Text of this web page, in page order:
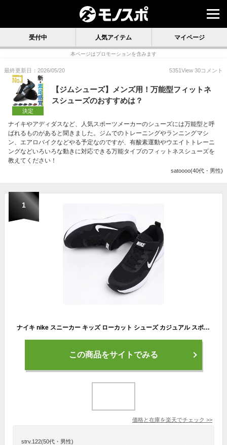
受付中 人気アイテム マイページ
本ページはプロモーションを含みます
最終更新日：2026/05/20 5351View 30コメント
決定
【ジムシューズ】メンズ用！万能型フィットネ
スシューズのおすすめは？
ナイキやアディダスなど、人気スポーツメーカーのシューズには万能型と呼
ばれるものがあると聞きました。ジムでのトレーニングやランニングマシ
ン、エアロバイクなどやる予定なのですが、有酸素運動やウエイトトレーニ
ングなどいろいろな動きに対応できる万能タイプのフィットネスシューズを
教えてください！
satoooo(40代・男性)
1
ナイキ nike スニーカー キッズ ローカット シューズ カジュアル スポーツ 運動 子供 ウェアオールデイ PS CJ3817 002 ブラック
この商品をサイトでみる
価格と在庫を楽天でチェック >>
strv.122(50代・男性)